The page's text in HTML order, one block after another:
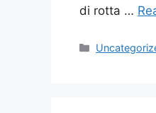
di rotta …
Categories